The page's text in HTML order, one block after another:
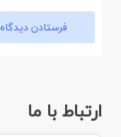
فرستادن دیدگاه
ارتباط با ما